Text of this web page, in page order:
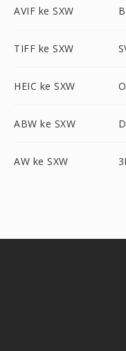
AVIF ke SXW
TIFF ke SXW
HEIC ke SXW
ABW ke SXW
AW ke SXW